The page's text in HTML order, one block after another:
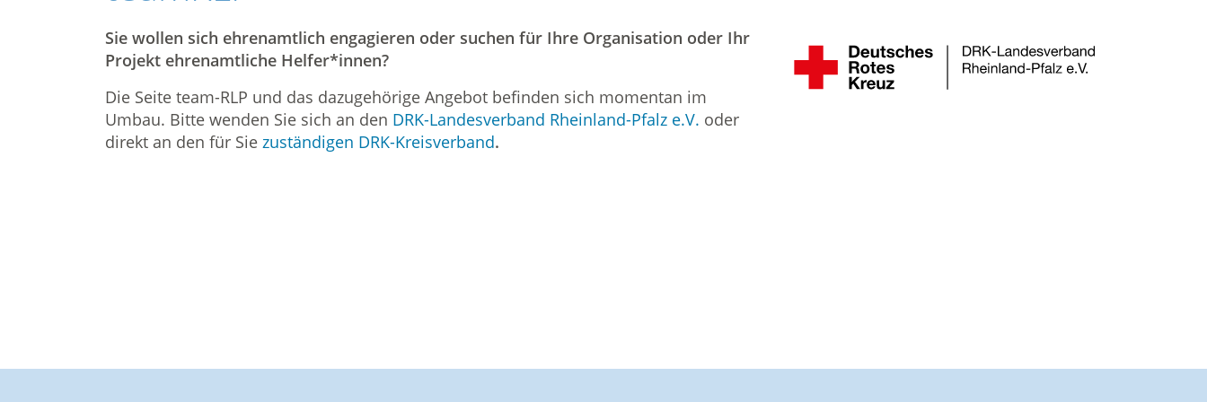
Sie wollen sich ehrenamtlich engagieren oder suchen für Ihre Organisation oder Ihr
Projekt ehrenamtliche Helfer*innen?
Die Seite team-RLP und das dazugehörige Angebot befinden sich momentan im
Umbau. Bitte wenden Sie sich an den DRK-Landesverband Rheinland-Pfalz e.V. oder
direkt an den für Sie zuständigen DRK-Kreisverband.